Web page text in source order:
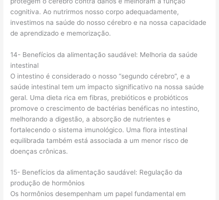
cognitiva. Ao nutrirmos nosso corpo adequadamente,
investimos na saúde do nosso cérebro e na nossa capacidade
de aprendizado e memorização.
14- Benefícios da alimentação saudável: Melhoria da saúde
intestinal
O intestino é considerado o nosso “segundo cérebro”, e a
saúde intestinal tem um impacto significativo na nossa saúde
geral. Uma dieta rica em fibras, prebióticos e probióticos
promove o crescimento de bactérias benéficas no intestino,
melhorando a digestão, a absorção de nutrientes e
fortalecendo o sistema imunológico. Uma flora intestinal
equilibrada também está associada a um menor risco de
doenças crônicas.
15- Benefícios da alimentação saudável: Regulação da
produção de hormônios
Os hormônios desempenham um papel fundamental em